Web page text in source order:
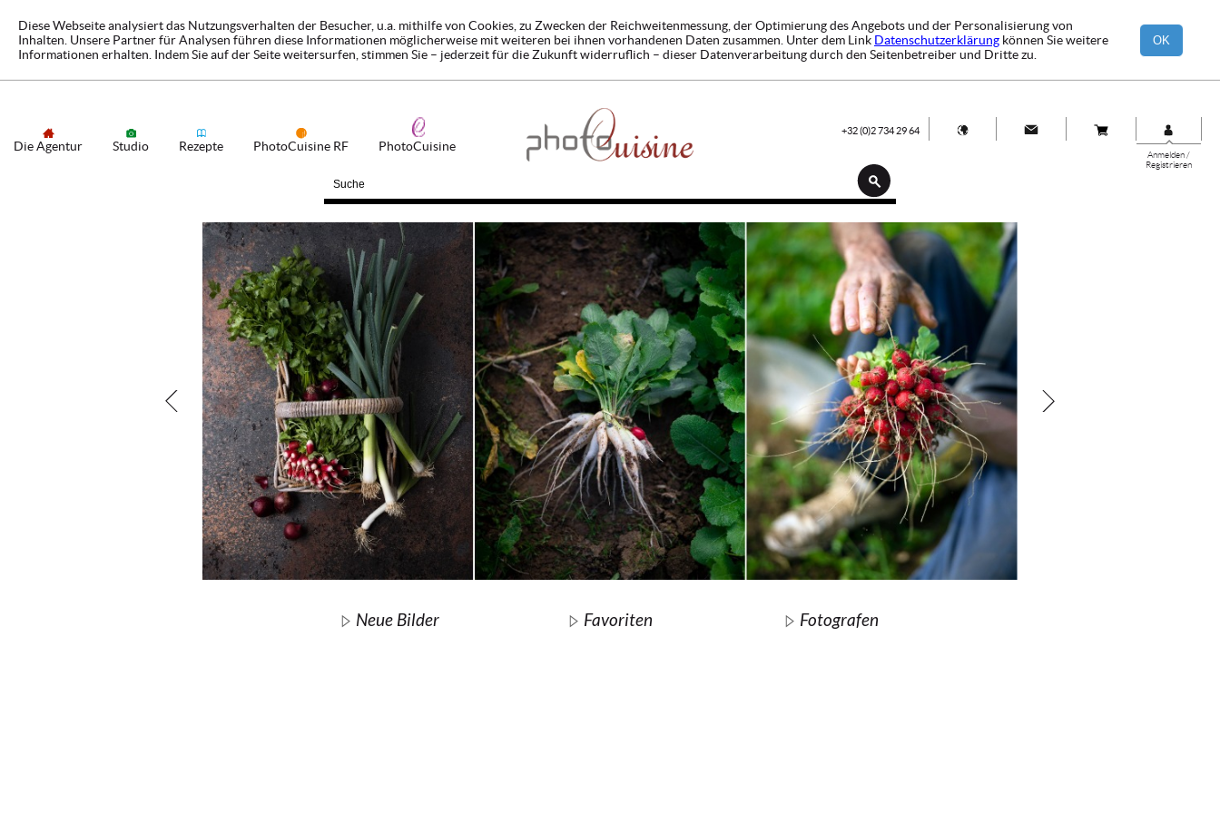
Diese Webseite analysiert das Nutzungsverhalten der Besucher, u.a. mithilfe von Cookies, zu Zwecken der Reichweitenmessung, der Optimierung des Angebots und der Personalisierung von
Inhalten. Unsere Partner für Analysen führen diese Informationen möglicherweise mit weiteren bei ihnen vorhandenen Daten zusammen. Unter dem Link Datenschutzerklärung können Sie weitere
Informationen erhalten. Indem Sie auf der Seite weitersurfen, stimmen Sie – jederzeit für die Zukunft widerruflich – dieser Datenverarbeitung durch den Seitenbetreiber und Dritte zu.
OK
Die Agentur Studio Rezepte PhotoCuisine RF PhotoCuisine
+32 (0)2 734 29 64
Anmelden /
Registrieren
Neue Bilder Favoriten Fotografen